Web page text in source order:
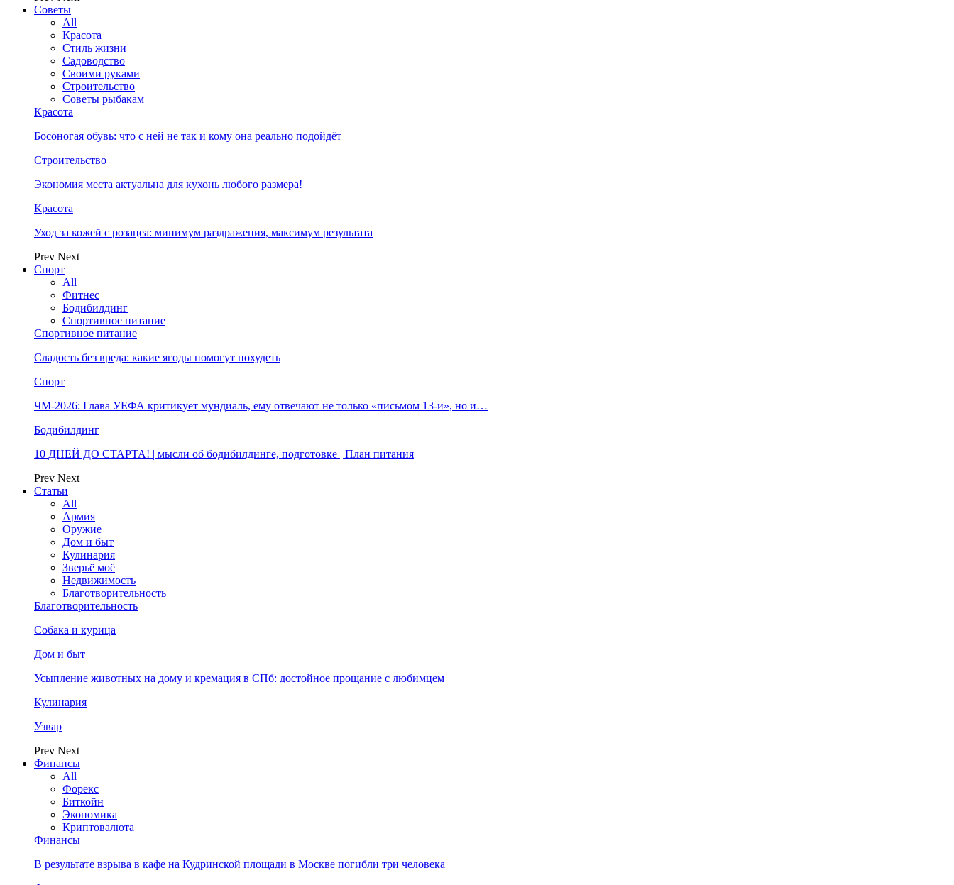
Советы
All
Красота
Стиль жизни
Садоводство
Своими руками
Строительство
Советы рыбакам
Красота
Босоногая обувь: что с ней не так и кому она реально подойдёт
Строительство
Экономия места актуальна для кухонь любого размера!
Красота
Уход за кожей с розацеа: минимум раздражения, максимум результата
Prev Next
Спорт
All
Фитнес
Бодибилдинг
Спортивное питание
Спортивное питание
Сладость без вреда: какие ягоды помогут похудеть
Спорт
ЧМ-2026: Глава УЕФА критикует мундиаль, ему отвечают не только «письмом 13-и», но и…
Бодибилдинг
10 ДНЕЙ ДО СТАРТА! | мысли об бодибилдинге, подготовке | План питания
Prev Next
Статьи
All
Армия
Оружие
Дом и быт
Кулинария
Зверьё моё
Недвижимость
Благотворительность
Благотворительность
Собака и курица
Дом и быт
Усыпление животных на дому и кремация в СПб: достойное прощание с любимцем
Кулинария
Узвар
Prev Next
Финансы
All
Форекс
Биткойн
Экономика
Криптовалюта
Финансы
В результате взрыва в кафе на Кудринской площади в Москве погибли три человека